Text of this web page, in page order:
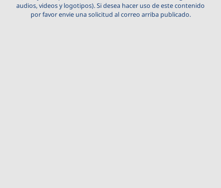
audios, videos y logotipos). Si desea hacer uso de este contenido
por favor envie una solicitud al correo arriba publicado.